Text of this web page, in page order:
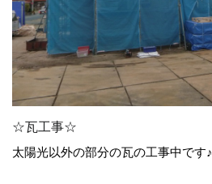
☆瓦工事☆
太陽光以外の部分の瓦の工事中です♪